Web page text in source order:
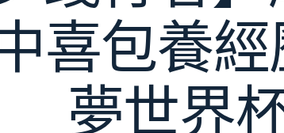
喜包養
夢世界